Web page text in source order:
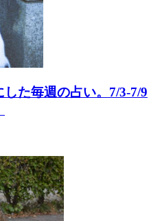
た毎週の占い。7/3-7/9